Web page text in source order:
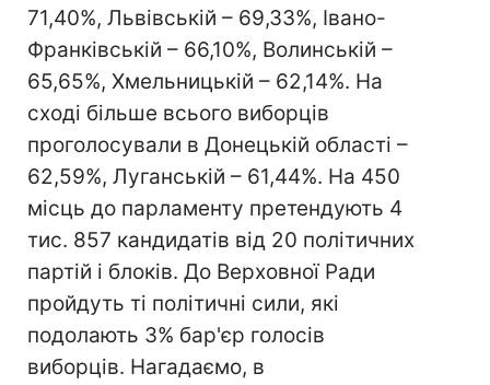
71,40%, Львівській – 69,33%, Івано-
Франківській – 66,10%, Волинській –
65,65%, Хмельницькій – 62,14%. На
сході більше всього виборців
проголосували в Донецькій області –
62,59%, Луганській – 61,44%. На 450
місць до парламенту претендують 4
тис. 857 кандидатів від 20 політичних
партій і блоків. До Верховної Ради
пройдуть ті політичні сили, які
подолають 3% бар'єр голосів
виборців. Нагадаємо, в